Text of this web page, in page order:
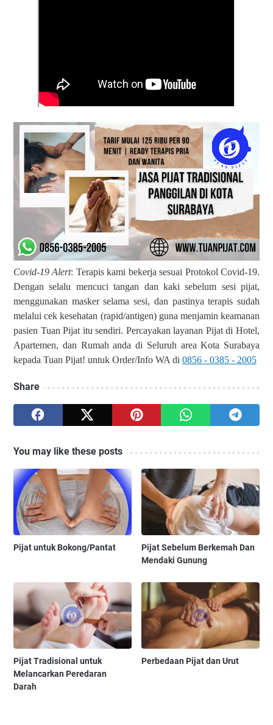
Covid-19 Alert: Terapis kami bekerja sesuai Protokol Covid-19.
Dengan selalu mencuci tangan dan kaki sebelum sesi pijat,
menggunakan masker selama sesi, dan pastinya terapis sudah
melalui cek kesehatan (rapid/antigen) guna menjamin keamanan
pasien Tuan Pijat itu sendiri. Percayakan layanan Pijat di Hotel,
Apartemen, dan Rumah anda di Seluruh area Kota Surabaya
kepada Tuan Pijat! untuk Order/Info WA di 0856 - 0385 - 2005
Share
You may like these posts
Pijat untuk Bokong/Pantat
Pijat Sebelum Berkemah Dan
Mendaki Gunung
Pijat Tradisional untuk
Melancarkan Peredaran
Darah
Perbedaan Pijat dan Urut